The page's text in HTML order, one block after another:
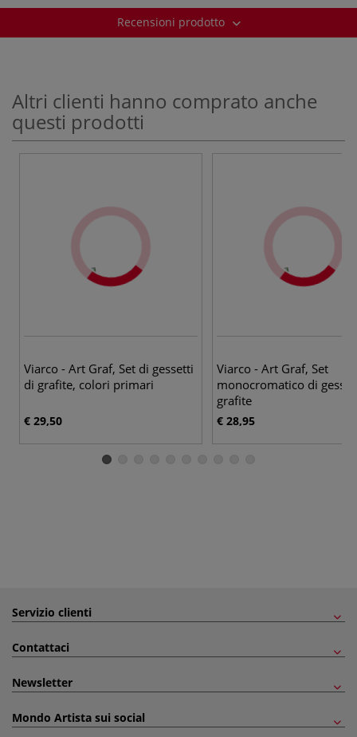
Recensioni prodotto
Altri clienti hanno comprato anche
questi prodotti
Viarco - Art Graf, Set di gessetti
di grafite, colori primari
€ 29,50
Viarco - Art Graf, Set
monocromatico di
grafite
€ 28,95
Servizio clienti
Contattaci
Newsletter
Mondo Artista sui social